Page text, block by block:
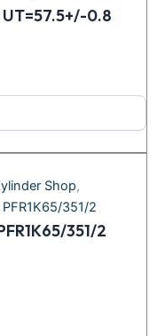
0.8
Shop,
PFR1K65/351/2
351/2